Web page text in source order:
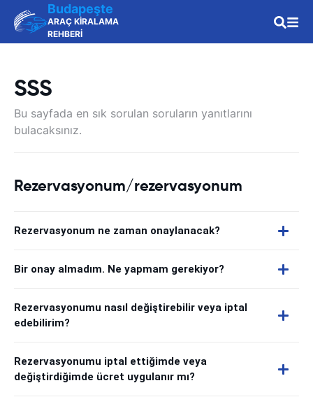
Budapeşte
ARAÇ KİRALAMA
REHBERİ
SSS
Bu sayfada en sık sorulan soruların yanıtlarını
bulacaksınız.
Rezervasyonum/rezervasyonum
Rezervasyonum ne zaman onaylanacak?
Bir onay almadım. Ne yapmam gerekiyor?
Rezervasyonumu nasıl değiştirebilir veya iptal
edebilirim?
Rezervasyonumu iptal ettiğimde veya
değiştirdiğimde ücret uygulanır mı?